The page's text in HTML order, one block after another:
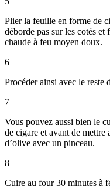
Plier la feuille en forme de
déborde pas sur les cotés
chaude à feu moyen doux.
6
Procéder ainsi avec le reste
7
Vous pouvez aussi bien le
de cigare et avant de mettre
d’olive avec un pinceau.
8
Cuire au four 30 minutes à